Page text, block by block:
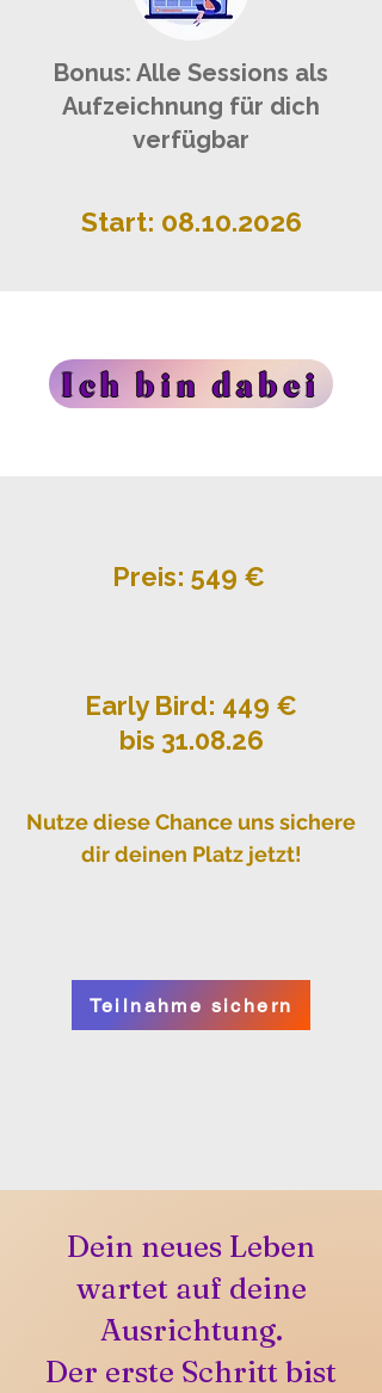
Bonus: Alle Sessions als
Aufzeichnung für dich
verfügbar
Start: 08.10.2026
Ich bin dabei
Preis: 549 €
Early Bird: 449 €
bis 31.08.26
Nutze diese Chance uns sichere
dir deinen Platz jetzt!
Teilnahme sichern
Dein neues Leben
wartet auf deine
Ausrichtung.
Der erste Schritt bist